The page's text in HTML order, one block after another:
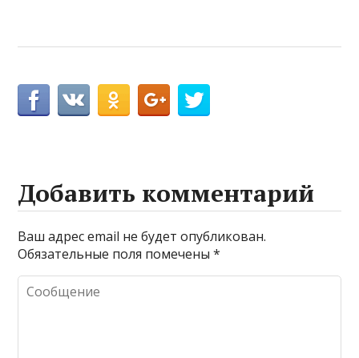
Добавить комментарий
Ваш адрес email не будет опубликован.
Обязательные поля помечены*